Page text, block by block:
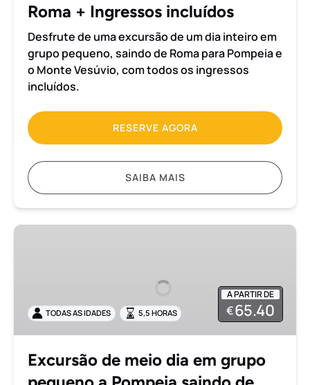
Roma
Ingressos
incluídos
Roma + Ingressos incluídos
Desfrute de uma excursão de um dia inteiro em
grupo pequeno, saindo de Roma para Pompeia e
o Monte Vesúvio, com todos os ingressos
incluídos.
RESERVE AGORA
SAIBA MAIS
Excursão
grupo
pequeno
Pompeia
saindo
A PARTIR DE
€65.40
TODAS AS IDADES 5,5 HORAS
Excursão de meio dia em grupo